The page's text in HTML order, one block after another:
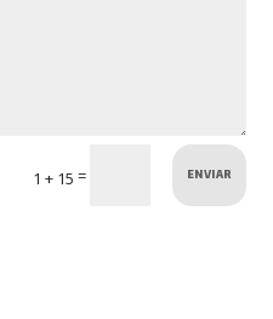
1 + 15 = ENVIAR